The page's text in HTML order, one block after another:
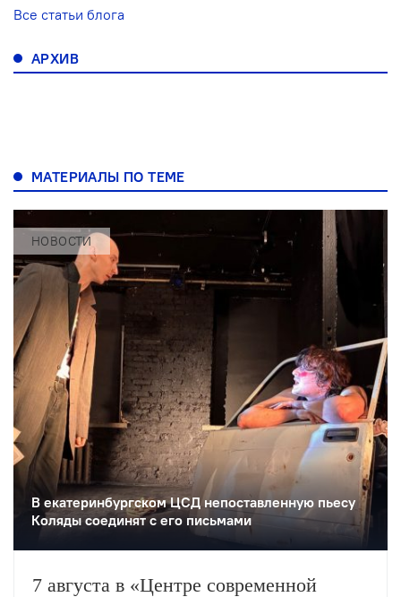
Все статьи блога
АРХИВ
МАТЕРИАЛЫ ПО ТЕМЕ
НОВОСТИ
В екатеринбургском ЦСД непоставленную пьесу
Коляды соединят с его письмами
7 августа в «Центре современной